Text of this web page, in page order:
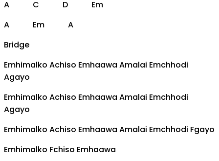
A
C D
Em
A
Em
A
Bridge
Emhimalko Achiso Emhaawa Amalai Emchhodi
Agayo
Emhimalko Achiso Emhaawa Amalai Emchhodi
Agayo
Emhimalko Achiso Emhaawa Amalai Emchhodi Fgayo
Emhimalko Fchiso Emhaawa